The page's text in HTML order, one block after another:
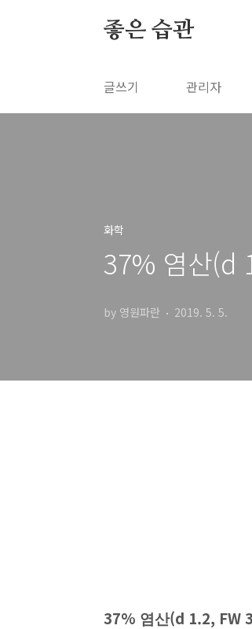
좋은 습관
글쓰기 관리자
화학
37% 염산(d
by 영원파란 2019. 5. 5.
37% 염산(d 1.2, FW